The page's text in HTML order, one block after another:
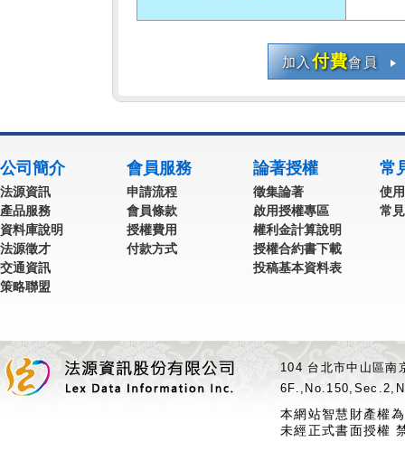
加入付費會員
公司簡介
法源資訊
產品服務
資料庫說明
法源徵才
交通資訊
策略聯盟
會員服務
申請流程
會員條款
授權費用
付款方式
論著授權
徵集論著
啟用授權專區
權利金計算說明
授權合約書下載
投稿基本資料表
常
使
常
104 台北市中山區
本網站智慧財產權
未經正式書面授權